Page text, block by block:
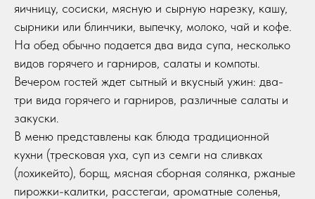
яичницу, сосиски, мясную и сырную нарезку, кашу,
сырники или блинчики, выпечку, молоко, чай и кофе.
На обед обычно подается два вида супа, несколько
видов горячего и гарниров, салаты и компоты.
Вечером гостей ждет сытный и вкусный ужин: два-
три вида горячего и гарниров, различные салаты и
закуски.
В меню представлены как блюда традиционной
кухни (тресковая уха, суп из семги на сливках
(лохикейто), борщ, мясная сборная солянка, ржаные
пирожки-калитки, расстегаи, ароматные соленья,